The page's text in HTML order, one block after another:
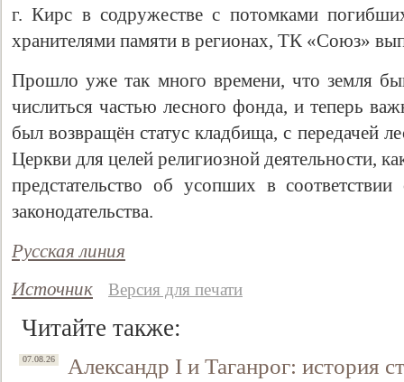
г. Кирс в содружестве с потомками
хранителями памяти в регионах, ТК «Союз»
Прошло уже так много времени, что земля
числиться частью лесного фонда, и теперь
был возвращён статус кладбища, с передачей
Церкви для целей религиозной деятельности,
предстательство об усопших в
законодательства.
Русская линия
Источник
Версия для печати
Читайте также:
07.08.26 Александр I и Таганрог: история
Свидетельство